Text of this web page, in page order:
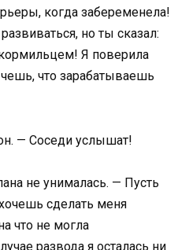
когда забеременела!
но ты сказал:
Я поверила
что зарабатываешь
— Соседи услышат!
не унималась. — Пусть
сделать меня
что не могла
развода я осталась ни